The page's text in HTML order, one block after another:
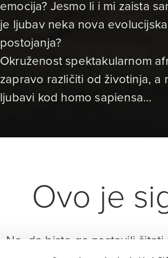
emocija? Jesmo li i mi zaista
je ljubav neka nova
postojanja?
Okruženost spektakularnom
zapravo različiti od životinja, a
ljubavi kod homo sapiensa…
Ovo je
No, da biste ga nastavili